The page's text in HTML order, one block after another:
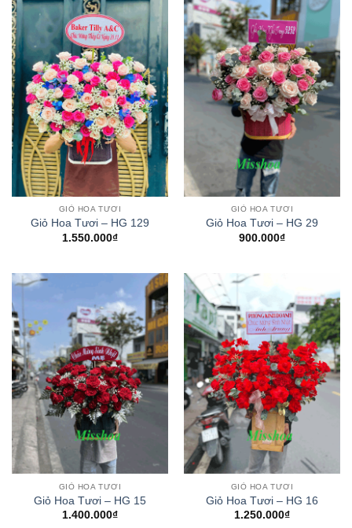
GIỎ HOA TƯƠI
Giỏ Hoa Tươi – HG 129
1.550.000₫
GIỎ HOA TƯƠI
Giỏ Hoa Tươi – HG 29
900.000₫
GIỎ HOA TƯƠI
Giỏ Hoa Tươi – HG 15
1.400.000₫
GIỎ HOA TƯƠI
Giỏ Hoa Tươi – HG 16
1.250.000₫